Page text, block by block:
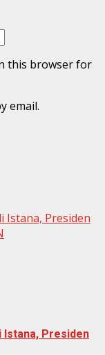
this browser for
email.
Istana, Presiden
Istana, Presiden